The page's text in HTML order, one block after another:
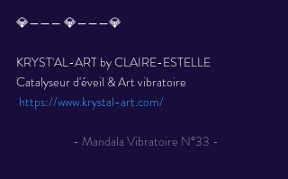
💎——— 💎———💎
KRYST'AL-ART by CLAIRE-ESTELLE
Catalyseur d'éveil & Art vibratoire
https://www.krystal-art.com/
- Mandala Vibratoire N°33 -